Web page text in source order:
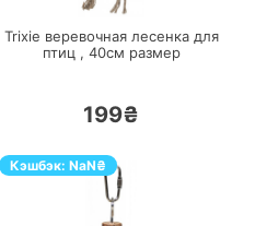
Trixie веревочная лесенка для
птиц , 40см размер
199₴
Кэшбэк: NaN₴